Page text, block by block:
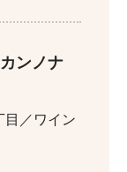
ンノナ
目／ワイン